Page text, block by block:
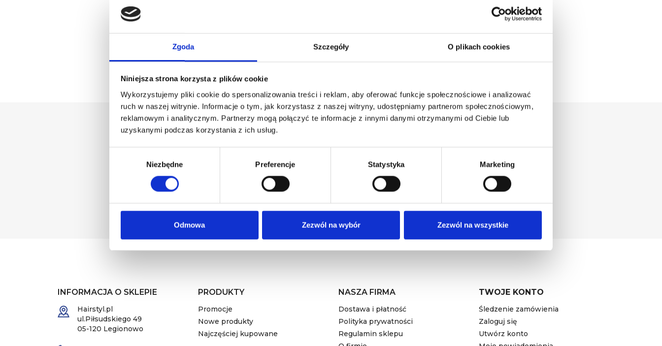
Zgoda Szczegóły O plikach cookies
Niniejsza strona korzysta z plików cookie
Wykorzystujemy pliki cookie do spersonalizowania treści i reklam, aby oferować funkcje społecznościowe i analizować
ruch w naszej witrynie. Informacje o tym, jak korzystasz z naszej witryny, udostępniamy partnerom społecznościowym,
reklamowym i analitycznym. Partnerzy mogą połączyć te informacje z innymi danymi otrzymanymi od Ciebie lub
uzyskanymi podczas korzystania z ich usług.
Niezbędne Preferencje Statystyka Marketing
Odmowa Zezwól na wybór Zezwól na wszystkie
59,90 zł
Piance Do Mycia Rzęs
Mycia Twarzy 150 Ml
31,90 zł 19,14 zł
INFORMACJA O SKLEPIE
Hairstyl.pl
ul.Piłsudskiego 49
05-120 Legionowo
PRODUKTY
Promocje
Nowe produkty
Najczęściej kupowane
NASZA FIRMA
Dostawa i płatność
Polityka prywatności
Regulamin sklepu
TWOJE KONTO
Śledzenie zamówienia
Zaloguj się
Utwórz konto